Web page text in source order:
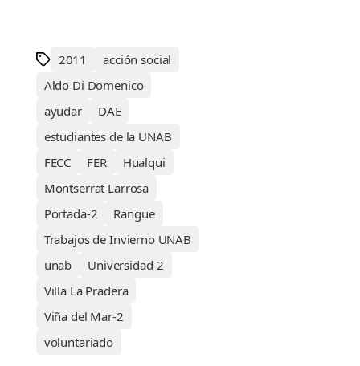
2011
acción social
Aldo Di Domenico
ayudar
DAE
estudiantes de la UNAB
FECC
FER
Hualqui
Montserrat Larrosa
Portada-2
Rangue
Trabajos de Invierno UNAB
unab
Universidad-2
Villa La Pradera
Viña del Mar-2
voluntariado